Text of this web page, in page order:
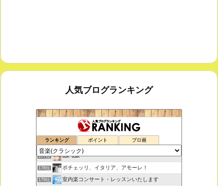
人気ブログランキング
ランキング ポイント ブロ画
鑑賞空間・忘れられない作品
176位 思えば遠くへ来たもんだ
177位 tak-talk
178位 ボチェッリ、イタリア、アモーレ！
179位 室内楽コンサート・レッスンいたします